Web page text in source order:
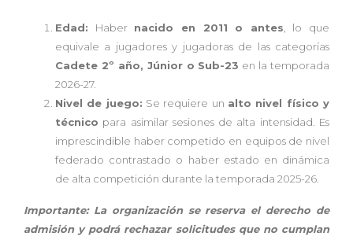
Edad: Haber nacido en 2011 o antes , lo que
equivale a jugadores y jugadoras de las categorías
Cadete 2º año, Júnior o Sub-23 en la temporada
2026-27.
Nivel de juego: Se requiere un alto nivel físico y
técnico para asimilar sesiones de alta intensidad. Es
imprescindible haber competido en equipos de nivel
federado contrastado o haber estado en dinámica
de alta competición durante la temporada 2025-26.
Importante: La organización se reserva el derecho de
admisión y podrá rechazar solicitudes que no cumplan